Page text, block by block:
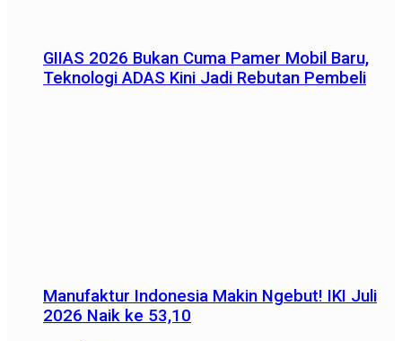
GIIAS 2026 Bukan Cuma Pamer Mobil Baru,
Teknologi ADAS Kini Jadi Rebutan Pembeli
Manufaktur Indonesia Makin Ngebut! IKI Juli
2026 Naik ke 53,10